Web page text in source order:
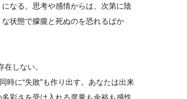
なる。思考や感情からは、次第に陰
状態で朦朧と死ぬのを恐れるばか
しない。
時に“失敗”も作り出す。あなたは出来
彩さを受け入れる度量も余裕も感性